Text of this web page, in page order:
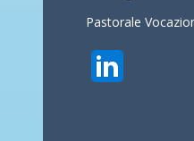
Pastorale